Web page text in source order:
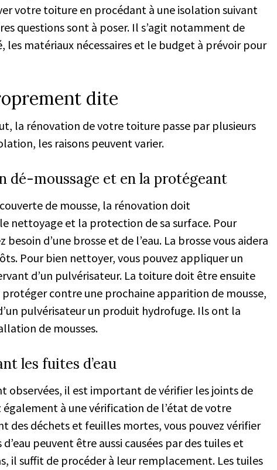
votre toiture en procédant à une isolation suivant
questions sont à poser. Il s’agit notamment de
les matériaux nécessaires et le budget à prévoir pour
dite
la rénovation de votre toiture passe par plusieurs
les raisons peuvent varier.
dé-moussage et en la protégeant
de mousse, la rénovation doit
nettoyage et la protection de sa surface. Pour
besoin d’une brosse et de l’eau. La brosse vous aidera
Pour bien nettoyer, vous pouvez appliquer un
d’un pulvérisateur. La toiture doit être ensuite
protéger contre une prochaine apparition de mousse,
pulvérisateur un produit hydrofuge. Ils ont la
de mousses.
les fuites d’eau
observées, il est important de vérifier les joints de
à une vérification de l’état de votre
des déchets et feuilles mortes, vous pouvez vérifier
peuvent être aussi causées par des tuiles et
il suffit de procéder à leur remplacement. Les tuiles